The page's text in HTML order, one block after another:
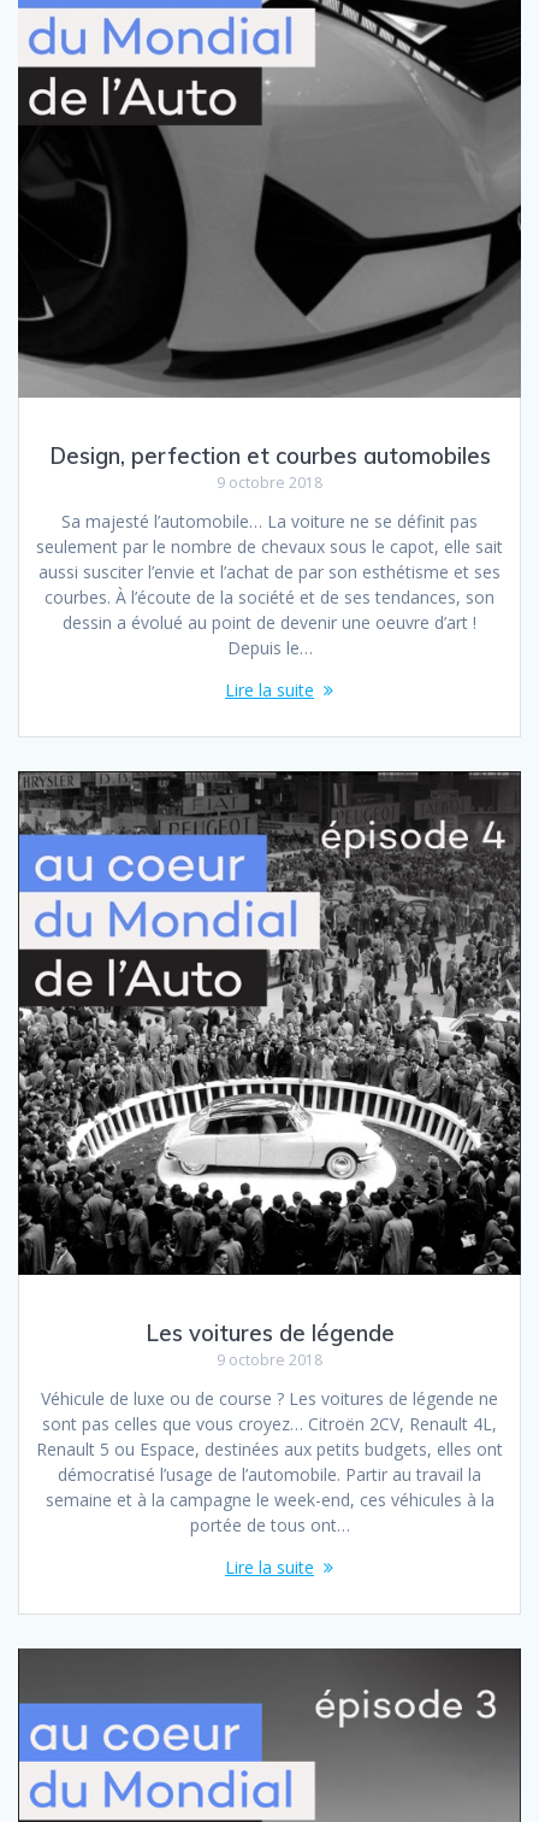
Design, perfection et courbes automobiles
9 octobre 2018
Sa majesté l’automobile… La voiture ne se définit pas
seulement par le nombre de chevaux sous le capot, elle sait
aussi susciter l’envie et l’achat de par son esthétisme et ses
courbes. À l’écoute de la société et de ses tendances, son
dessin a évolué au point de devenir une oeuvre d’art !
Depuis le…
Lire la suite
Les voitures de légende
9 octobre 2018
Véhicule de luxe ou de course ? Les voitures de légende ne
sont pas celles que vous croyez… Citroën 2CV, Renault 4L,
Renault 5 ou Espace, destinées aux petits budgets, elles ont
démocratisé l’usage de l’automobile. Partir au travail la
semaine et à la campagne le week-end, ces véhicules à la
portée de tous ont…
Lire la suite